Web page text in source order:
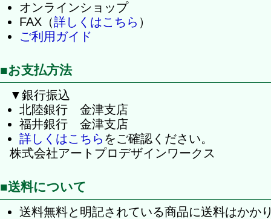
オンラインショップ
FAX（詳しくはこちら ）
ご利用ガイド
■お支払方法
▼銀行振込
北陸銀行 金津支店
福井銀行 金津支店
詳しくはこちら をご確認ください。
株式会社アートプロデザインワークス
■送料について
送料無料と明記されている商品に送料はかか